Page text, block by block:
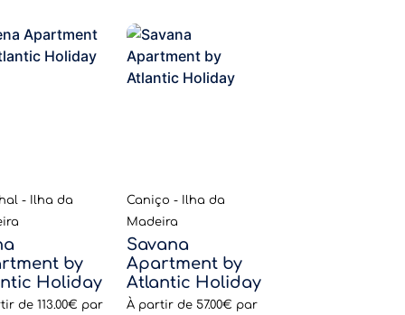
- Ilha da
by
Holiday
de113.00€ par
Caniço - Ilha da
Madeira
Savana
Apartment by
Atlantic Holiday
À partir de 57.00€ par